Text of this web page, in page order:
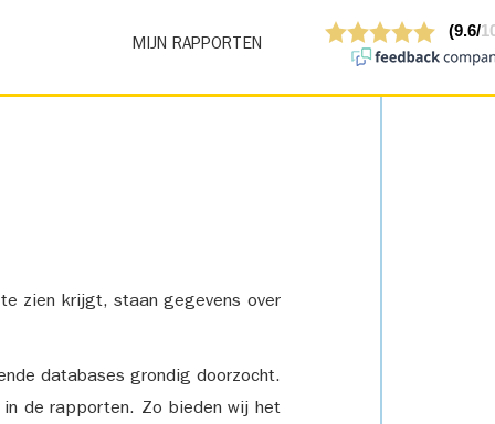
MIJN RAPPORTEN
zien krijgt, staan gegevens over
databases grondig doorzocht.
de rapporten. Zo bieden wij het